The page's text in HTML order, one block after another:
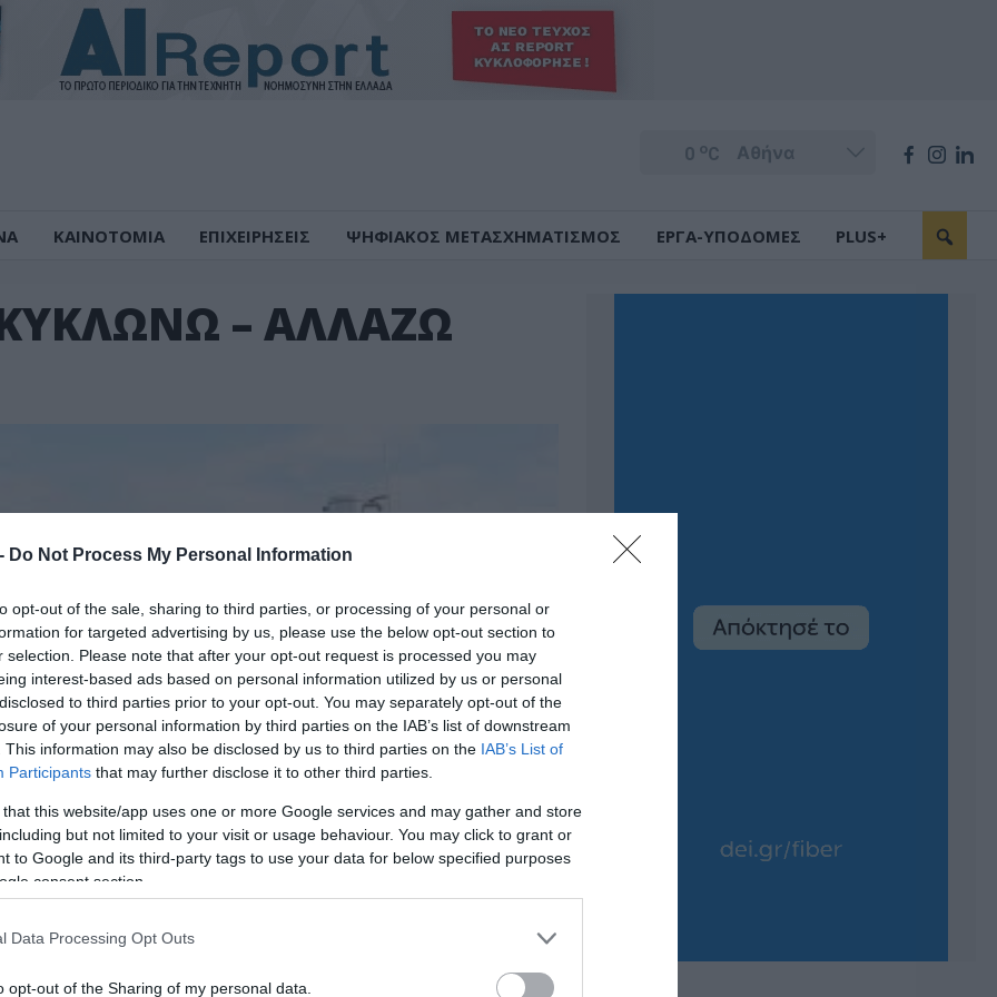
Do Not Process My Personal Information
opt-out of the sale, sharing to third parties, or processing of your personal or
for targeted advertising by us, please use the below opt-out section to
selection. Please note that after your opt-out request is processed you may
interest-based ads based on personal information utilized by us or personal
to third parties prior to your opt-out. You may separately opt-out of the
of your personal information by third parties on the IAB’s list of downstream
This information may also be disclosed by us to third parties on the IAB’s List of
Participants that may further disclose it to other third parties.
that this website/app uses one or more Google services and may gather and store
but not limited to your visit or usage behaviour. You may click to grant or
to Google and its third-party tags to use your data for below specified purposes
consent section.
Data Processing Opt Outs
opt-out of the Sharing of my personal data.
0 oC
ΚΑΙΝΟΤΟΜΙΑ ΕΠΙΧΕΙΡΗΣΕΙΣ ΨΗΦΙΑΚΟΣ ΜΕΤΑΣΧΗΜΑΤΙΣΜΟΣ ΕΡΓΑ-ΥΠΟΔΟΜΕΣ PLUS+
– ΑΛΛΑΖΩ